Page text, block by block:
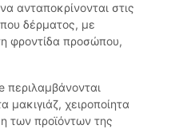
ανταποκρίνονται στις
δέρματος, με
φροντίδα προσώπου,
περιλαμβάνονται
μακιγιάζ, χειροποίητα
των προϊόντων της